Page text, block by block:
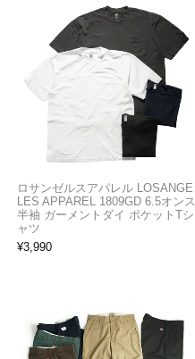
ロサンゼルスアパレル LOSANGE
LES APPAREL 1809GD 6.5オンス
半袖 ガーメントダイ ポケットTシ
ャツ
¥3,990